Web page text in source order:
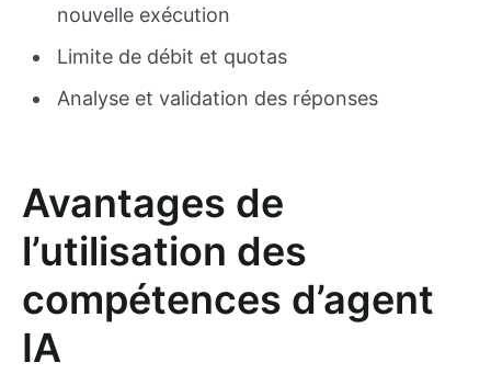
nouvelle exécution
Limite de débit et quotas
Analyse et validation des réponses
Avantages de
l’utilisation des
compétences d’agent
IA